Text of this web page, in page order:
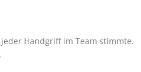
Handgriff im Team stimmte.